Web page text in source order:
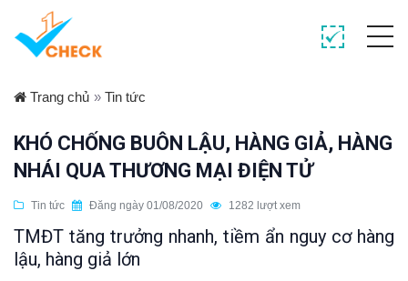
Trang chủ » Tin tức
KHÓ CHỐNG BUÔN LẬU, HÀNG GIẢ, HÀNG
NHÁI QUA THƯƠNG MẠI ĐIỆN TỬ
Tin tức Đăng ngày 01/08/2020 1282 lượt xem
TMĐT tăng trưởng nhanh, tiềm ẩn nguy cơ hàng
lậu, hàng giả lớn